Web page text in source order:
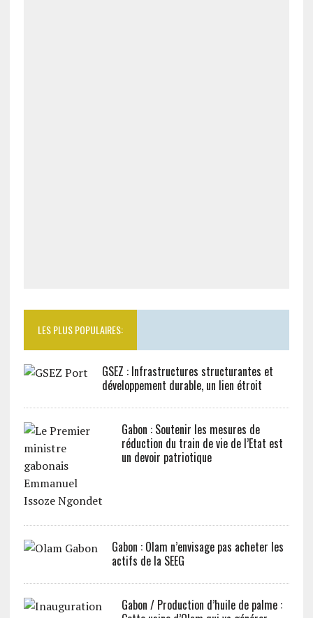
LES PLUS POPULAIRES:
GSEZ : Infrastructures structurantes et
développement durable, un lien étroit
Gabon : Soutenir les mesures de
réduction du train de vie de l’Etat est
un devoir patriotique
Gabon : Olam n’envisage pas acheter les
actifs de la SEEG
Gabon / Production d’huile de palme :